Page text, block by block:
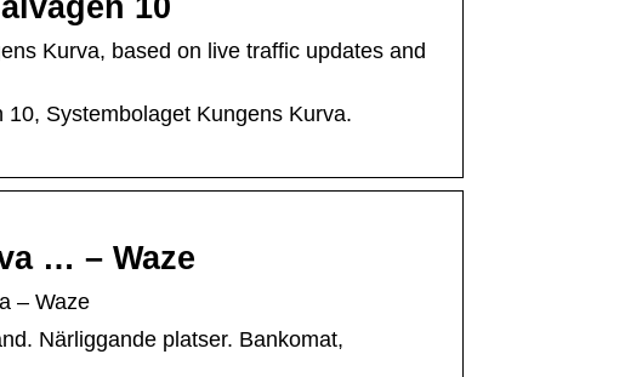
10
Kurva, based on live traffic updates and
Systembolaget Kungens Kurva.
… – Waze
– Waze
Närliggande platser. Bankomat,